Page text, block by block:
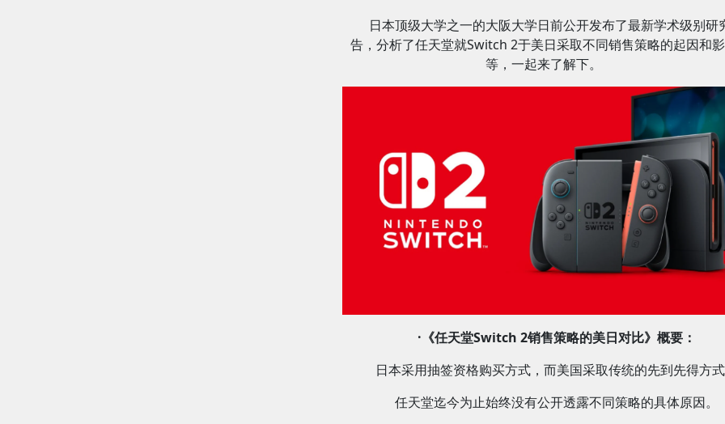
日本顶级大学之一的大阪大学日前公开发布了最新学术级别研
告，分析了任天堂就Switch 2于美日采取不同销售策略的起因和
等，一起来了解下。
·《任天堂Switch 2销售策略的美日对比》概要：
日本采用抽签资格购买方式，而美国采取传统的先到先得方
任天堂迄今为止始终没有公开透露不同策略的具体原因。